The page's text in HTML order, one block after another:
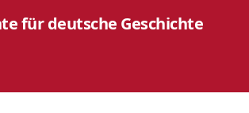
für deutsche Geschichte